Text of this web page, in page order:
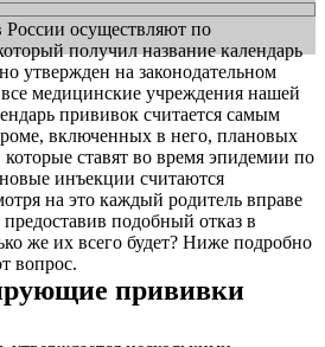
осуществляют по
получил название календарь
утвержден на законодательном
медицинские учреждения нашей
прививок считается самым
включенных в него, плановых
ставят во время эпидемии по
инъекции считаются
на это каждый родитель вправе
предоставив подобный отказ в
же их всего будет? Ниже подробно
вопрос.
прививки